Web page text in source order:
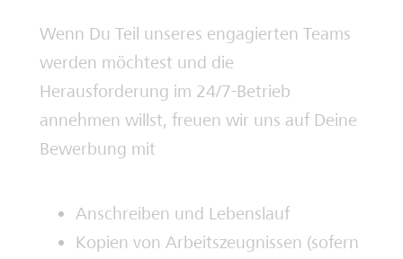
Wenn Du Teil unseres engagierten Teams
werden möchtest und die
Herausforderung im 24/7-Betrieb
annehmen willst, freuen wir uns auf Deine
Bewerbung mit
Anschreiben und Lebenslauf
Kopien von Arbeitszeugnissen (sofern